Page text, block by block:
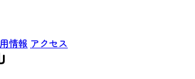
情報 アクセス